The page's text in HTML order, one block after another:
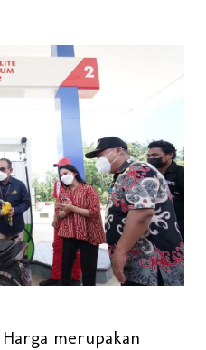
Harga merupakan